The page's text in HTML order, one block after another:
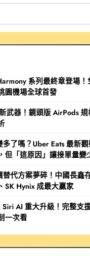
系列最終章登場！
園機場全球首發
武器！鏡頭版 AirPods
了嗎？Uber Eats 最新
但「這原因」讓接單量變
替代方案夢碎！中國長鑫
SK Hynix 成最大贏家
AI 重大升級！完整支
一次看